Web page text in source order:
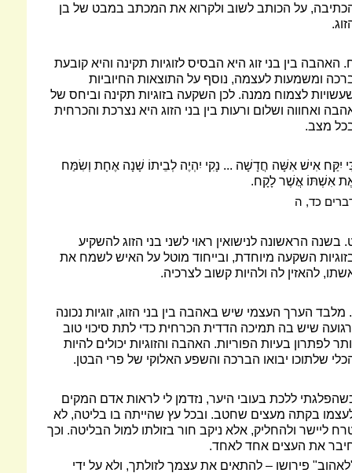
על הכותב לשוב ולקרוא את המכתב במבט של בן
האהבה בין בני זוג היא הבסיס לזוגיות תקינה והיא קובעת
ומשמעות לעצמה, נוסף על התוצאות החיוביות
לצמוח ממנה. לכן השקעה בזוגיות תקינה וביחס של
ואחווה ושלום ורעות בין בני הזוג היא נצרכת והכרחית
מצב.
יִקַּח אִישׁ אִשָּׁה חֲדָשָׁה ... נָקִי יִהְיֶה לְבֵיתוֹ שָׁנָה אֶחָת וְשִׂמַּח
אִשְׁתּוֹ אֲשֶׁר לָקָח.
כד, ה
בשנה הראשונה לנישואין ראוי לשני בני הזוג להשקיע
השקעה מיוחדת, ובייחוד מוטל על האיש לשמח את
להאזין לה ולהיות קשוב לצרכיה.
מלבד הערך העצמי שיש באהבה בין בני הזוג, זוגיות נכונה
שיש בה תמיכה הדדית הכרחית כדי לתת סיכוי טוב
לפתרון בעיות הפוריות. האהבה והזוגיות יכולים להיות
שלתוכו יבואו הברכה והשפע האלוקי של פרי הבטן.
ללכת בעובי היער, נזדמן לי לראות אדם המקים
בקתה מעצים שחטב. ובכל עץ שהייתה בו בליטה, לא
ליישר ולהחליק, אלא ניקב חור בזולתו למול הבליטה. וכך
את העצים אחד לאחד.
פירושו – להתאים את עצמך לזולתך, ולא על ידי